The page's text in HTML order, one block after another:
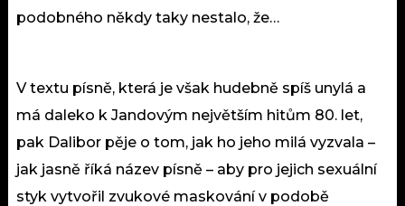
podobného někdy taky nestalo, že…
V textu písně, která je však hudebně spíš unylá a
má daleko k Jandovým největším hitům 80. let,
pak Dalibor pěje o tom, jak ho jeho milá vyzvala –
jak jasně říká název písně – aby pro jejich sexuální
styk vytvořil zvukové maskování v podobě